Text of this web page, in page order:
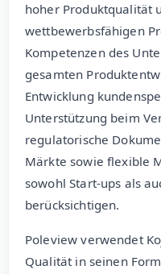
hoher Produktqualität
wettbewerbsfähigen
Kompetenzen des
gesamten
Entwicklung
Unterstützung beim
regulatorische
Märkte sowie flexible
sowohl Start-ups als
berücksichtigen.
Poleview verwendet
Qualität in seinen